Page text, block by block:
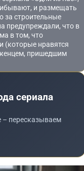
и размещать
за строительные
предупреждали, что в
в том, что
(которые нравятся
пришедшим
сериала
– пересказываем